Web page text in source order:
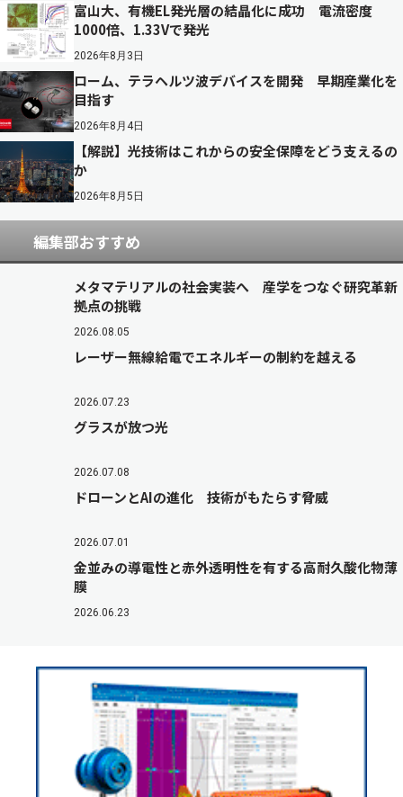
富山大、有機EL発光層の結晶化に成功 電流密度
1000倍、1.33Vで発光
2026年8月3日
ローム、テラヘルツ波デバイスを開発 早期産業化を
目指す
2026年8月4日
【解説】光技術はこれからの安全保障をどう支えるの
か
2026年8月5日
編集部おすすめ
メタマテリアルの社会実装へ 産学をつなぐ研究革新
拠点の挑戦
2026.08.05
レーザー無線給電でエネルギーの制約を越える
2026.07.23
グラスが放つ光
2026.07.08
ドローンとAIの進化 技術がもたらす脅威
2026.07.01
金並みの導電性と赤外透明性を有する高耐久酸化物薄
膜
2026.06.23